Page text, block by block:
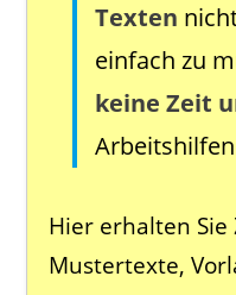
Texten
einfach zu
keine Zeit
Hier erhalten
Mustertexte,